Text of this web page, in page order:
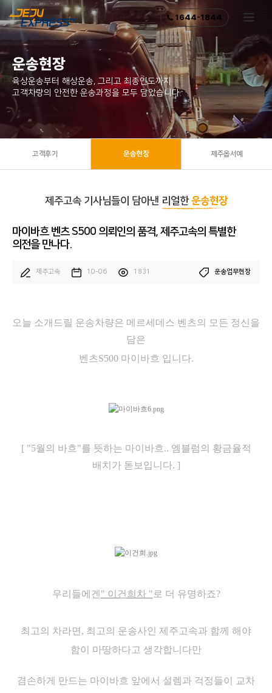
1644-1844
운송현장
육상운송부터 해상운송, 그리고 최종인도까지
고객차량의 안전한 운송과정을 모두 담았습니다.
고객후기 운송현장 제주옵서예
제주고속 기사님들이 담아낸 리얼한운송현장
마이바흐 벤츠 S500 의뢰인의 품격, 제주고속의 특별한
의전을 만나다.
제주고속 10-06 1831 운송업무현장
오늘 소개드릴 운송차량은 메르세데스 벤츠의 모든 정신을
담은
벤츠S500 마이바흐 입니다.
[ "5월의 바흐"를 뜻하는 마이바흐.. 엠블럼의 황금율적
배치가 돋보입니다. ]
우리들에겐 " 이건희차 " 로 더 유명하죠?
최고의 차라면, 최고의 운송사인 제주고속과 함께 해야
함이 마땅하다고 생각합니다만
겸손하게 만드는 마이바흐 앞에서 설렘과 걱정들이 교차